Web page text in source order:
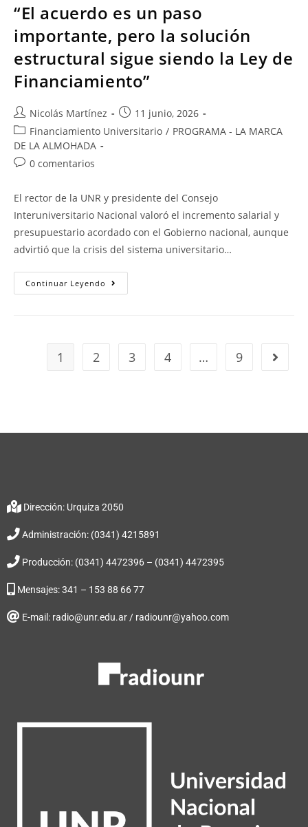
“El acuerdo es un paso
importante, pero la solución
estructural sigue siendo la Ley de
Financiamiento”
Nicolás Martínez
11 junio, 2026
Financiamiento Universitario / PROGRAMA - LA MARCA
DE LA ALMOHADA
0 comentarios
El rector de la UNR y presidente del Consejo
Interuniversitario Nacional valoró el incremento salarial y
presupuestario acordado con el Gobierno nacional, aunque
advirtió que la crisis del sistema universitario…
Continuar Leyendo
1 2 3 4 … 9
Dirección: Urquiza 2050
Administración: (0341) 4215891
Producción: (0341) 4472396 – (0341) 4472395
Mensajes: 341 – 153 88 66 77
E-mail: radio@unr.edu.ar / radiounr@yahoo.com